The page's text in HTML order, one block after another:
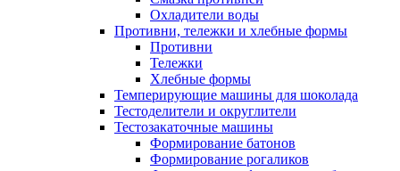
Охладители воды
Противни, тележки и хлебные формы
Противни
Тележки
Хлебные формы
Темперирующие машины для шоколада
Тестоделители и округлители
Тестозакаточные машины
Формирование батонов
Формирование рогаликов